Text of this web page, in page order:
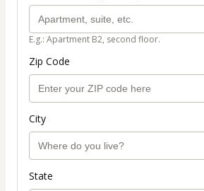
E.g.: Apartment B2, second floor.
Zip Code
City
State